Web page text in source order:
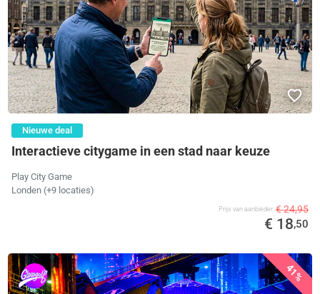
Nieuwe deal
Interactieve citygame in een stad naar keuze
Play City Game
Londen (+9 locaties)
Prijs van aanbieder € 24,95
€ 18,50
41%